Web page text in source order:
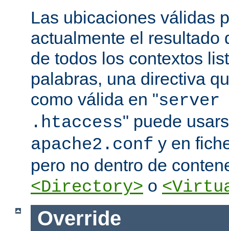
Las ubicaciones válidas
actualmente el resultado
de todos los contextos
palabras, una directiva
como válida en "
.htaccess" puede
apache2.conf y en
pero no dentro de
<Directory> o
Override